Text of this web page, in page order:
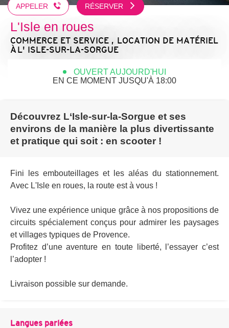
APPELER RÉSERVER
L'Isle en roues
COMMERCE ET SERVICE , LOCATION DE MATÉRIEL
À L' ISLE-SUR-LA-SORGUE
OUVERT AUJOURD'HUI
EN CE MOMENT JUSQU'À 18:00
Découvrez L‘Isle-sur-la-Sorgue et ses
environs de la manière la plus divertissante
et pratique qui soit : en scooter !
Fini les embouteillages et les aléas du stationnement.
Avec L'Isle en roues, la route est à vous !
Vivez une expérience unique grâce à nos propositions de
circuits spécialement conçus pour admirer les paysages
et villages typiques de Provence.
Profitez d’une aventure en toute liberté, l’essayer c’est
l’adopter !
Livraison possible sur demande.
Langues parlées